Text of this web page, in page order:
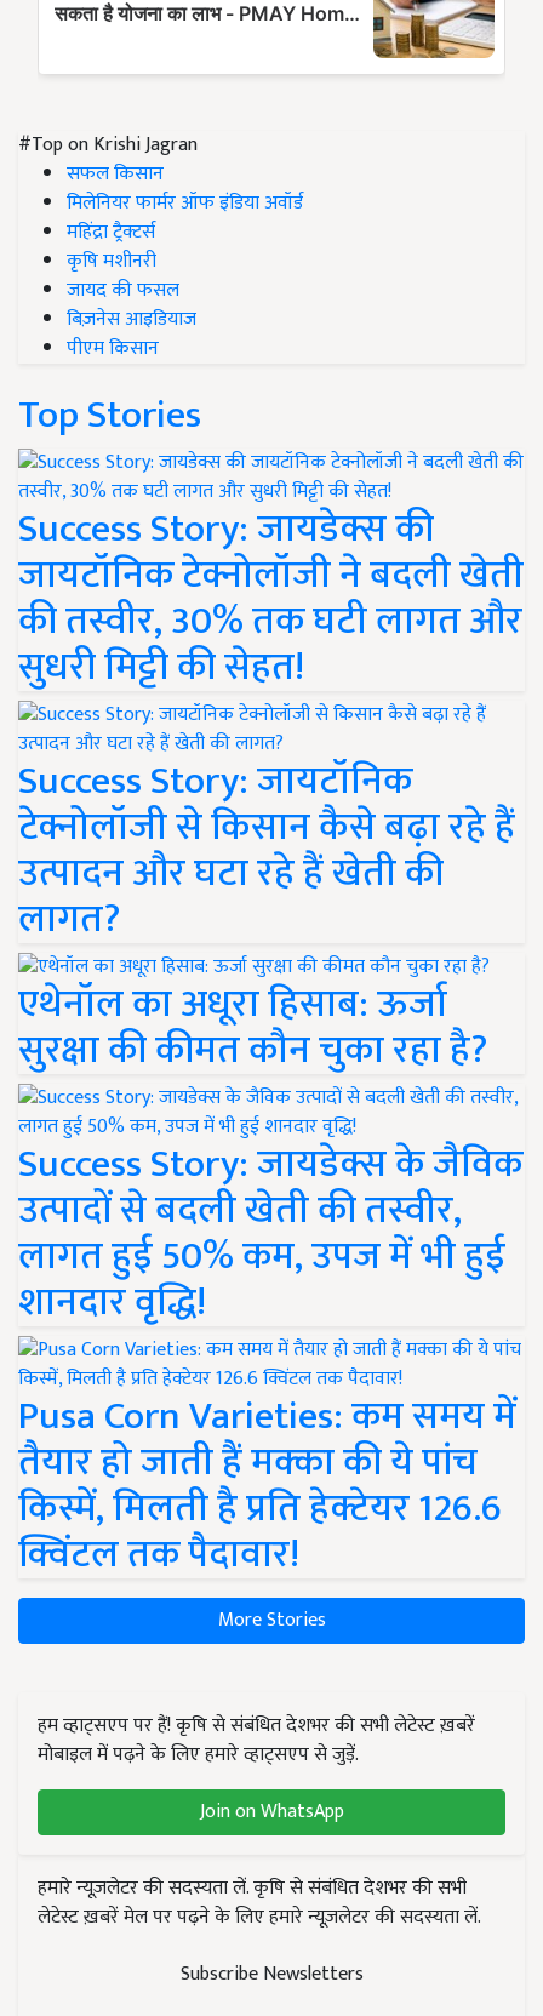
#Top on Krishi Jagran
सफल किसान
मिलेनियर फार्मर ऑफ इंडिया अवॉर्ड
महिंद्रा ट्रैक्टर्स
कृषि मशीनरी
जायद की फसल
बिज़नेस आइडियाज
पीएम किसान
Top Stories
Success Story: जायडेक्स की
जायटॉनिक टेक्नोलॉजी ने बदली खेती
की तस्वीर, 30% तक घटी लागत और
सुधरी मिट्टी की सेहत!
Success Story: जायटॉनिक
टेक्नोलॉजी से किसान कैसे बढ़ा रहे हैं
उत्पादन और घटा रहे हैं खेती की
लागत?
एथेनॉल का अधूरा हिसाब: ऊर्जा
सुरक्षा की कीमत कौन चुका रहा है?
Success Story: जायडेक्स के जैविक
उत्पादों से बदली खेती की तस्वीर,
लागत हुई 50% कम, उपज में भी हुई
शानदार वृद्धि!
Pusa Corn Varieties: कम समय में
तैयार हो जाती हैं मक्का की ये पांच
किस्में, मिलती है प्रति हेक्टेयर 126.6
क्विंटल तक पैदावार!
More Stories
हम व्हाट्सएप पर हैं! कृषि से संबंधित देशभर की सभी लेटेस्ट ख़बरें
मोबाइल में पढ़ने के लिए हमारे व्हाट्सएप से जुड़ें.
Join on WhatsApp
हमारे न्यूज़लेटर की सदस्यता लें. कृषि से संबंधित देशभर की सभी
लेटेस्ट ख़बरें मेल पर पढ़ने के लिए हमारे न्यूज़लेटर की सदस्यता लें.
Subscribe Newsletters